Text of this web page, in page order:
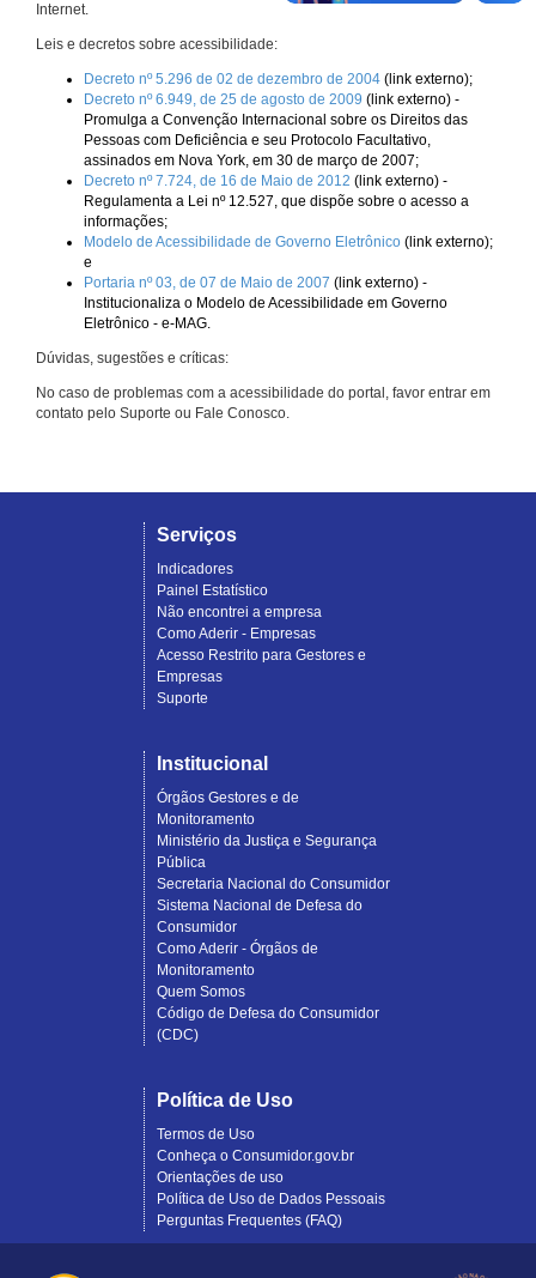
Internet.
Leis e decretos sobre acessibilidade:
Decreto nº 5.296 de 02 de dezembro de 2004 (link externo);
Decreto nº 6.949, de 25 de agosto de 2009 (link externo) -
Promulga a Convenção Internacional sobre os Direitos das
Pessoas com Deficiência e seu Protocolo Facultativo,
assinados em Nova York, em 30 de março de 2007;
Decreto nº 7.724, de 16 de Maio de 2012 (link externo) -
Regulamenta a Lei nº 12.527, que dispõe sobre o acesso a
informações;
Modelo de Acessibilidade de Governo Eletrônico (link externo);
e
Portaria nº 03, de 07 de Maio de 2007 (link externo) -
Institucionaliza o Modelo de Acessibilidade em Governo
Eletrônico - e-MAG.
Dúvidas, sugestões e críticas:
No caso de problemas com a acessibilidade do portal, favor entrar em
contato pelo Suporte ou Fale Conosco.
Serviços
Indicadores
Painel Estatístico
Não encontrei a empresa
Como Aderir - Empresas
Acesso Restrito para Gestores e
Empresas
Suporte
Institucional
Órgãos Gestores e de
Monitoramento
Ministério da Justiça e Segurança
Pública
Secretaria Nacional do Consumidor
Sistema Nacional de Defesa do
Consumidor
Como Aderir - Órgãos de
Monitoramento
Quem Somos
Código de Defesa do Consumidor
(CDC)
Política de Uso
Termos de Uso
Conheça o Consumidor.gov.br
Orientações de uso
Política de Uso de Dados Pessoais
Perguntas Frequentes (FAQ)